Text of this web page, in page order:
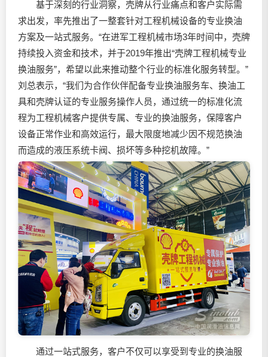
基于深刻的行业洞察，壳牌从行业痛点和客户实际需
求出发，率先推出了一整套针对工程机械设备的专业换油
方案及一站式服务。“在进军工程机械市场3年时间中，壳牌
持续投入资金和技术，并于2019年推出“壳牌工程机械专业
换油服务”，希望以此来推动整个行业的标准化服务转型。”
刘总表示，“我们为合作伙伴配备专业换油服务车、换油工
具和壳牌认证的专业服务操作人员，通过统一的标准化流
程为工程机械客户提供专属、专业的换油服务，保障客户
设备正常作业和高效运行，最大限度地减少因不规范换油
而造成的液压系统卡阀、损坏等多种挖机故障。”
通过一站式服务，客户不仅可以享受到专业的换油服